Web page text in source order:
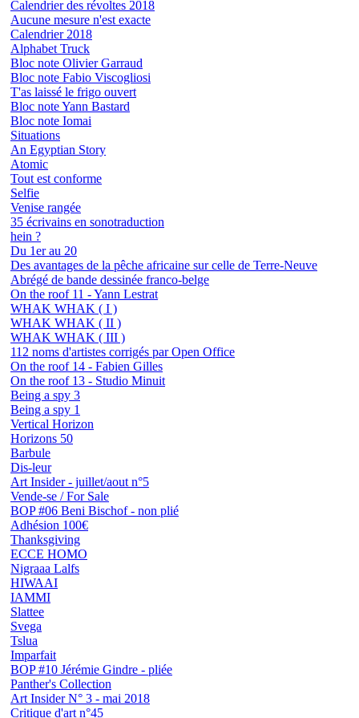
Calendrier des révoltes 2018
Aucune mesure n'est exacte
Calendrier 2018
Alphabet Truck
Bloc note Olivier Garraud
Bloc note Fabio Viscogliosi
T'as laissé le frigo ouvert
Bloc note Yann Bastard
Bloc note Iomai
Situations
An Egyptian Story
Atomic
Tout est conforme
Selfie
Venise rangée
35 écrivains en sonotraduction
hein ?
Du 1er au 20
Des avantages de la pêche africaine sur celle de Terre-Neuve
Abrégé de bande dessinée franco-belge
On the roof 11 - Yann Lestrat
WHAK WHAK ( I )
WHAK WHAK ( II )
WHAK WHAK ( III )
112 noms d'artistes corrigés par Open Office
On the roof 14 - Fabien Gilles
On the roof 13 - Studio Minuit
Being a spy 3
Being a spy 1
Vertical Horizon
Horizons 50
Barbule
Dis-leur
Art Insider - juillet/aout n°5
Vende-se / For Sale
BOP #06 Beni Bischof - non plié
Adhésion 100€
Thanksgiving
ECCE HOMO
Nigraaa Lalfs
HIWAAI
IAMMI
Slattee
Svega
Tslua
Imparfait
BOP #10 Jérémie Gindre - pliée
Panther's Collection
Art Insider N° 3 - mai 2018
Critique d'art n°45